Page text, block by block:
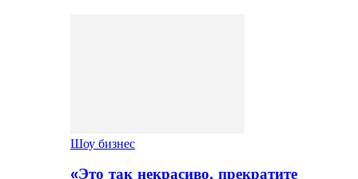
Шоу бизнес
«Это так некрасиво, прекратите